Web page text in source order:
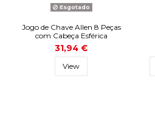
Esgotado
Jogo de Chave Allen 8 Peças
com Cabeça Esférica
31,94 €
View